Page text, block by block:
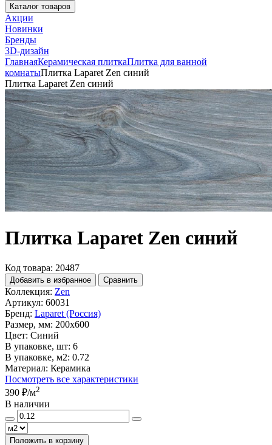
Каталог товаров
Акции
Новинки
Бренды
3D-дизайн
ГлавнаяКерамическая плиткаПлитка для ванной
комнатыПлитка Laparet Zen синий
Плитка Laparet Zen синий
Плитка Laparet Zen синий
Код товара: 20487
Добавить в избранное Сравнить
Коллекция: Zen
Артикул: 60031
Бренд: Laparet (Россия)
Размер, мм: 200x600
Цвет: Синий
В упаковке, шт: 6
В упаковке, м2: 0.72
Материал: Керамика
Посмотреть все характеристики
390 ₽/м2
В наличии
Положить в корзину